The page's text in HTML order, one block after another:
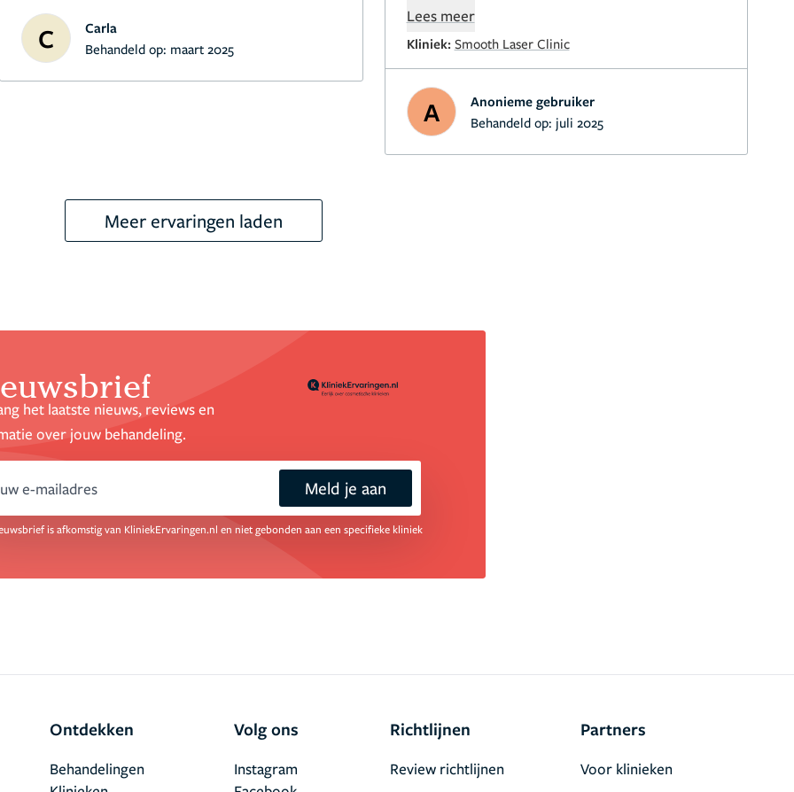
C
Carla
Behandeld op: maart 2025
thuisgebruik gekregen. Ik adviseer gewoon deze
Lees meer
Kliniek: Smooth Laser Clinic
A
Anonieme gebruiker
Behandeld op: juli 2025
Meer ervaringen laden
het laatste nieuws, reviews en
over jouw behandeling.
Meld je aan
is afkomstig van KliniekErvaringen.nl en niet gebonden aan een specifieke kliniek
Ontdekken
Behandelingen
Volg ons
Instagram
Richtlijnen
Review richtlijnen
Partners
Voor klinieken